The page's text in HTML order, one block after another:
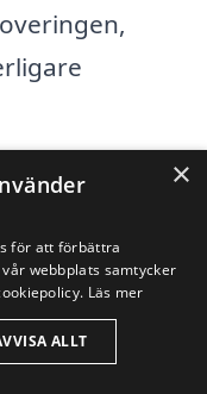
dessa
som erbjuder
kan du
passar
×
för att förbättra
webbplats samtycker
Läs mer
ALLT